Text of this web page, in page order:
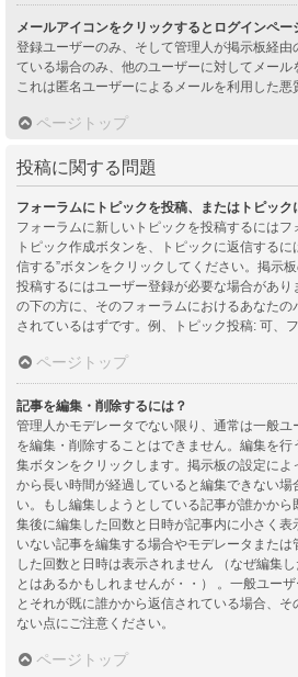
メールアイコンをクリックするとログインペ
登録ユーザーのみ、そして管理人が掲示板経由
ている場合のみ、他のユーザーに対してメール
これは匿名ユーザーによるメールを利用した悪
ページトップ
投稿に関する問題
フォーラムにトピックを投稿、またはトピック
フォーラムに新しいトピックを投稿するには
トピック作成ボタンを、トピックに返信するに
信する”ボタンをクリックしてください。掲示
投稿するにはユーザー登録が必要な場合があ
の下の方に、そのフォーラムにおけるあなた
されているはずです。例、トピック投稿: 可、
ページトップ
記事を編集・削除するには？
管理人かモデレータでない限り、通常は一般
を編集・削除することはできません。編集を
集ボタンをクリックします。掲示板の設定に
から長い時間が経過していると編集できない場
い。もし編集しようとしている記事が誰かか
集後に編集した回数と日時が記事内に小さく
いない記事を編集する場合やモデレータまた
した回数と日時は表示されません （なぜ編集
とはあるかもしれませんが・・） 。一般ユー
とそれが既に誰かから返信されている場合、
ない点にご注意ください。
ページトップ